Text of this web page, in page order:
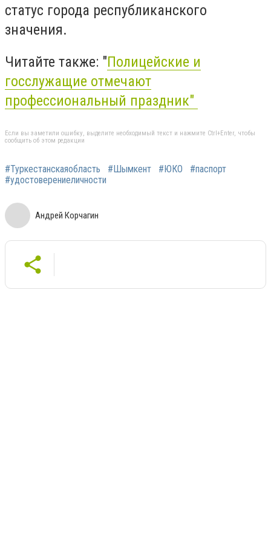
статус города республиканского
значения.
Читайте также: "Полицейские и
госслужащие отмечают
профессиональный праздник"
Если вы заметили ошибку, выделите необходимый текст и нажмите Ctrl+Enter, чтобы
сообщить об этом редакции
#Туркестанскаяобласть #Шымкент #ЮКО
#паспорт
#удостоверениеличности
Андрей Корчагин